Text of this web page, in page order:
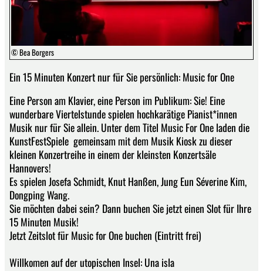
© Bea Borgers
Ein 15 Minuten Konzert nur für Sie persönlich: Music for One
Eine Person am Klavier, eine Person im Publikum: Sie! Eine
wunderbare Viertelstunde spielen hochkarätige Pianist*innen
Musik nur für Sie allein. Unter dem Titel Music For One laden die
KunstFestSpiele gemeinsam mit dem Musik Kiosk zu dieser
kleinen Konzertreihe in einem der kleinsten Konzertsäle
Hannovers!
Es spielen Josefa Schmidt, Knut Hanßen, Jung Eun Séverine Kim,
Dongping Wang.
Sie möchten dabei sein? Dann buchen Sie jetzt einen Slot für Ihre
15 Minuten Musik!
Jetzt Zeitslot für Music for One buchen (Eintritt frei)
Willkomen auf der utopischen Insel: Una isla